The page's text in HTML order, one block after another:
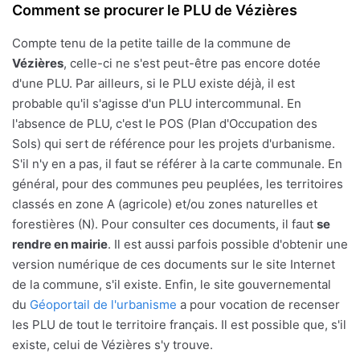
Comment se procurer le PLU de Vézières
Compte tenu de la petite taille de la commune de
Vézières, celle-ci ne s'est peut-être pas encore dotée
d'une PLU. Par ailleurs, si le PLU existe déjà, il est
probable qu'il s'agisse d'un PLU intercommunal. En
l'absence de PLU, c'est le POS (Plan d'Occupation des
Sols) qui sert de référence pour les projets d'urbanisme.
S'il n'y en a pas, il faut se référer à la carte communale. En
général, pour des communes peu peuplées, les territoires
classés en zone A (agricole) et/ou zones naturelles et
forestières (N). Pour consulter ces documents, il faut se
rendre en mairie. Il est aussi parfois possible d'obtenir une
version numérique de ces documents sur le site Internet
de la commune, s'il existe. Enfin, le site gouvernemental
du Géoportail de l'urbanisme a pour vocation de recenser
les PLU de tout le territoire français. Il est possible que, s'il
existe, celui de Vézières s'y trouve.